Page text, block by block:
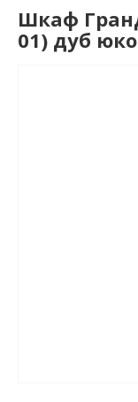
Шкаф
01) дуб